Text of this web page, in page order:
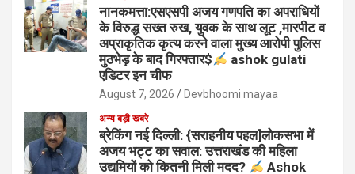
नानकमत्ता:एसएसपी अजय गणपति का अपराधियों
के विरुद्ध सख्त रुख, युवक के साथ लूट ,मारपीट व
अप्राकृतिक कृत्य करने वाला मुख्य आरोपी पुलिस
मुठभेड़ के बाद गिरफ्तार$
ashok gulati
एडिटर इन चीफ
August 7, 2026 Devbhoomi mayaa
अन्य बड़ी खबरे
ब्रेकिंग नई दिल्ली: {सराहनीय पहल]लोकसभा में
अजय भट्ट का सवाल: उत्तराखंड की महिला
उद्यमियों को कितनी मिली मदद?
Ashok